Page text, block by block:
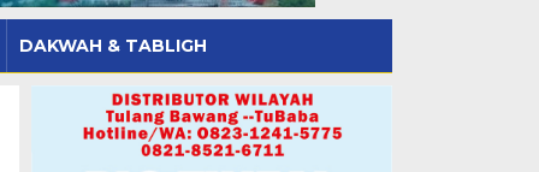
DAKWAH & TABLIGH